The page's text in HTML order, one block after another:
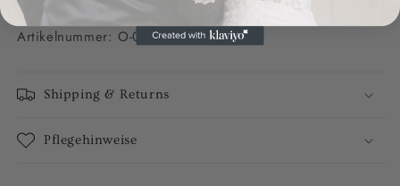
Artikelnummer: O-020-00025
Shipping & Returns
Pflegehinweise